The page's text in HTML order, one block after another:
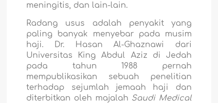
meningitis, dan lain-lain.
Radang usus adalah penyakit yang
paling banyak menyebar pada musim
haji. Dr. Hasan Al-Ghaznawi dari
Universitas King Abdul Aziz di Jedah
pada tahun 1988 pernah
mempublikasikan sebuah penelitian
terhadap sejumlah jemaah haji dan
diterbitkan oleh majalah Saudi Medical